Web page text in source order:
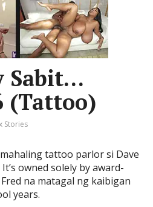
Sabit…
(Tattoo)
Stories
tattoo parlor si Dave
owned solely by award-
na matagal ng kaibigan
years.